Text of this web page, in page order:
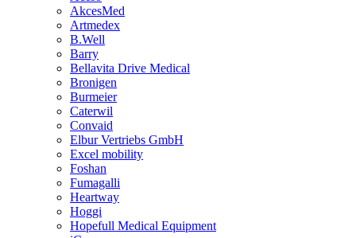
AkcesMed
Artmedex
B.Well
Barry
Bellavita Drive Medical
Bronigen
Burmeier
Caterwil
Convaid
Elbur Vertriebs GmbH
Excel mobility
Foshan
Fumagalli
Heartway
Hoggi
Hopefull Medical Equipment